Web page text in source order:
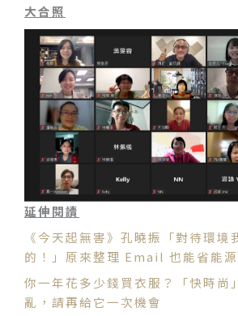
大合照
延伸閱讀
《今天起無害》孔曉振「對待環境
的！」原來整理 Email 也能省能源
你一年花多少錢買衣服？「快時尚
亂，請再給它一次機會